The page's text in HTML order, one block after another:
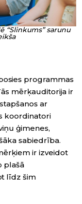
“Slinkums” sarunu
programmas
mērķauditorija ir
ar
koordinatori
ģimenes,
sabiedrība.
ir izveidot
plašā
līdz šim